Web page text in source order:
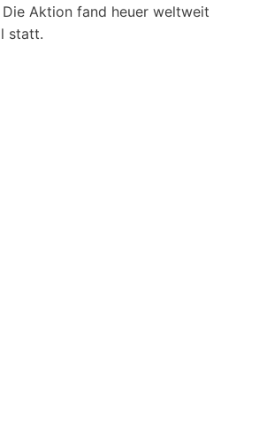
Aktion fand heuer weltweit
statt.